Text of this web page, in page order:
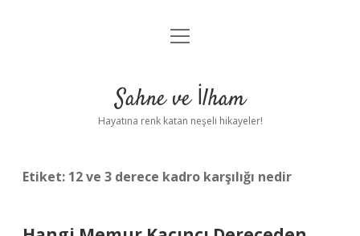
Anasayfa
Yasal Uyarı
menüyü
Sahne ve İlham
Hayatına renk katan neşeli hikayeler!
Etiket: 12 ve 3 derece kadro karşılığı nedir